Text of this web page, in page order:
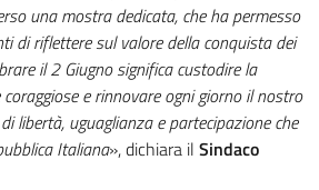
una mostra dedicata, che ha permesso
di riflettere sul valore della conquista dei
il 2 Giugno significa custodire la
e rinnovare ogni giorno il nostro
libertà, uguaglianza e partecipazione che
Italiana», dichiara il Sindaco